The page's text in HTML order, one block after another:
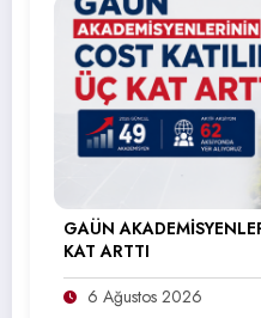
GAÜN
KAT ARTTI
6 Ağustos 2026